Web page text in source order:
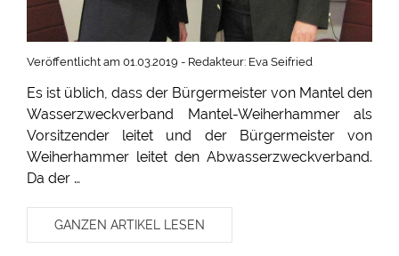
Veröffentlicht am 01.03.2019 - Redakteur: Eva Seifried
Es ist üblich, dass der Bürgermeister von Mantel den
Wasserzweckverband Mantel-Weiherhammer als
Vorsitzender leitet und der Bürgermeister von
Weiherhammer leitet den Abwasserzweckverband.
Da der …
GANZEN ARTIKEL LESEN